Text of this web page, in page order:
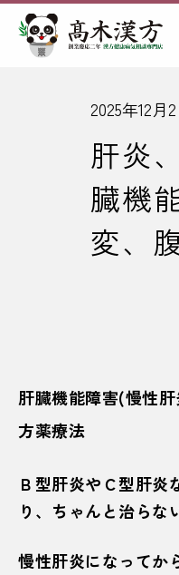
2025年12月2
肝炎
臓機
変、
肝臓機能障害(慢性
方薬療法
Ｂ型肝炎やＣ型肝炎
り、ちゃんと治らな
慢性肝炎になってか